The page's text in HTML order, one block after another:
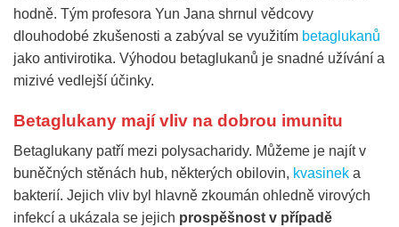
hodně. Tým profesora Yun Jana shrnul vědcovy
dlouhodobé zkušenosti a zabýval se využitím betaglukanů
jako antivirotika. Výhodou betaglukanů je snadné užívání a
mizivé vedlejší účinky.
Betaglukany mají vliv na dobrou imunitu
Betaglukany patří mezi polysacharidy. Můžeme je najít v
buněčných stěnách hub, některých obilovin, kvasinek a
bakterií. Jejich vliv byl hlavně zkoumán ohledně virových
infekcí a ukázala se jejich prospěšnost v případě